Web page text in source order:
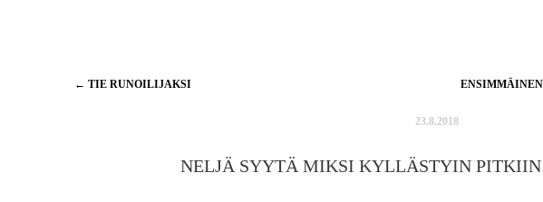
Artikkelien
← TIE RUNOILIJAKSI
23.8.2018
NELJÄ SYYTÄ MIKSI KYLLÄSTYIN